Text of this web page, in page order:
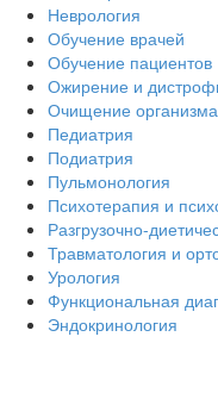
Неврология
Обучение врачей
Обучение пациентов
Ожирение и
Очищение организма
Педиатрия
Подиатрия
Пульмонология
Психотерапия и
Разгрузочно-
Травматология и
Урология
Функциональная
Эндокринология